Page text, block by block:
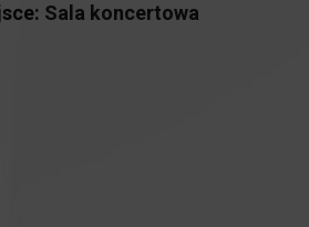
Sala koncertowa